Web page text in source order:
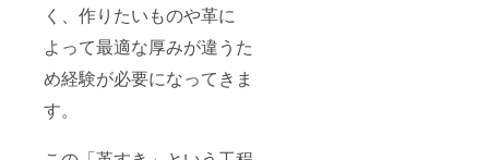
く、作りたいものや革に
よって最適な厚みが違うた
め経験が必要になってきま
す。